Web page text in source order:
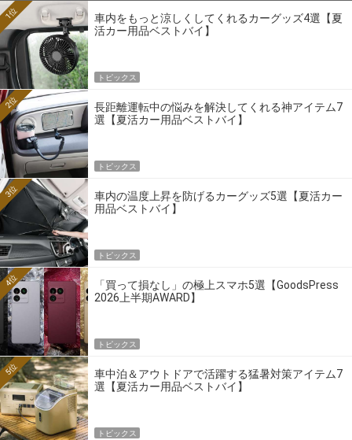
車内をもっと涼しくしてくれるカーグッズ4選【夏
活カー用品ベストバイ】
1位
トピックス
長距離運転中の悩みを解決してくれる神アイテム7
選【夏活カー用品ベストバイ】
2位
トピックス
車内の温度上昇を防げるカーグッズ5選【夏活カー
用品ベストバイ】
3位
トピックス
「買って損なし」の極上スマホ5選【GoodsPress
2026上半期AWARD】
4位
トピックス
車中泊＆アウトドアで活躍する猛暑対策アイテム7
選【夏活カー用品ベストバイ】
5位
トピックス